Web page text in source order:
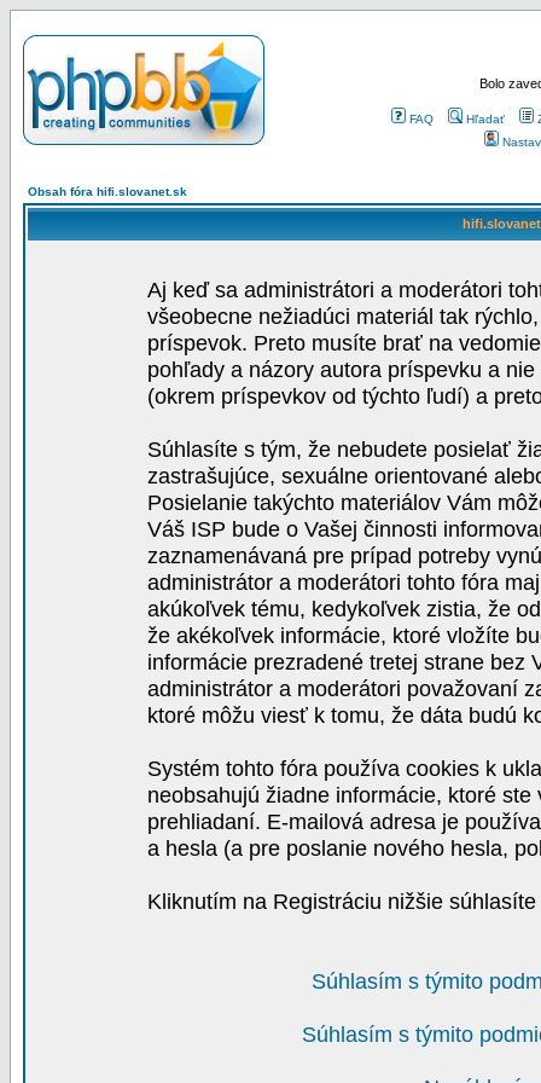
Bolo
FAQ Hľadať
Obsah fóra hifi.slovanet.sk
Aj keď sa administrátori a moderátori
všeobecne nežiadúci materiál tak
príspevok. Preto musíte brať na
pohľady a názory autora príspevku a
(okrem príspevkov od týchto ľudí) a
Súhlasíte s tým, že nebudete posielať
zastrašujúce, sexuálne orientované
Posielanie takýchto materiálov Vám
Váš ISP bude o Vašej činnosti
zaznamenávaná pre prípad potreby
administrátor a moderátori tohto fóra
akúkoľvek tému, kedykoľvek zistia, že
že akékoľvek informácie, ktoré vložíte
informácie prezradené tretej strane bez
administrátor a moderátori považovaní
ktoré môžu viesť k tomu, že dáta budú
Systém tohto fóra používa cookies k
neobsahujú žiadne informácie, ktoré
prehliadaní. E-mailová adresa je
a hesla (a pre poslanie nového hesla,
Kliknutím na Registráciu nižšie
Súhlasím s týmito
Súhlasím s týmito